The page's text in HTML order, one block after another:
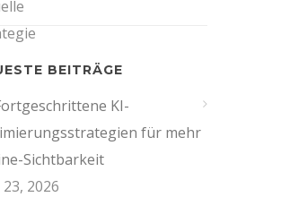
BEITRÄGE
KI-
für mehr
Sichtbarkeit
23, 2026